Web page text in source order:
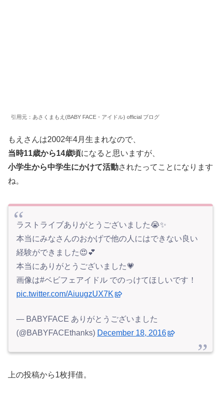
引用元：あさくまもえ(BABY FACE・アイドル) official ブログ
もえさんは2002年4月生まれなので、
当時11歳から14歳頃になると思いますが、
小学生から中学生にかけて活動されたってことになります
ね。
ラストライブありがとうございました😭✨
本当にみなさんのおかげで他の人にはできない良い
経験ができました😍💕
本当にありがとうございました💗
画像は#ベビフェアイドル でのっけてほしいです！
pic.twitter.com/AiuugzUX7K
— BABYFACE ありがとうございました
(@BABYFACEthanks) December 18, 2016
上の投稿から1枚拝借。